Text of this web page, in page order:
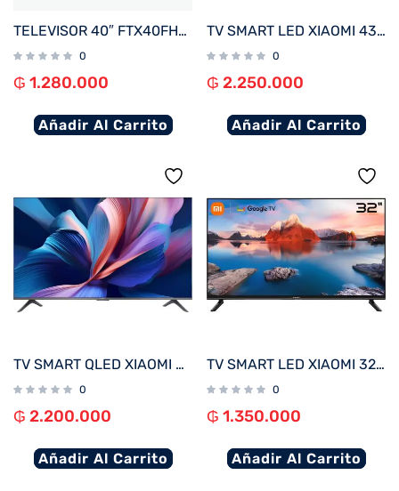
TELEVISOR 40″ FTX40FHD4V1 FHD DIG/SMART/2HDMI/2USB/RED/AND14 BORDE INFINITO
0
₲ 1.280.000
Añadir Al Carrito
TV SMART LED XIAOMI 43″ FULL HD MI TV A SERIES 2025 GOOGLE TV WI L43MA-AFLA -FI – NEGRO
0
₲ 2.250.000
Añadir Al Carrito
TV SMART QLED XIAOMI 43″ 4K A PRO 43 2026 WI-FI – NEGRO
0
₲ 2.200.000
Añadir Al Carrito
TV SMART LED XIAOMI 32″ HD MI TV A SERIES L32M8-P2PH (2025) – NEGRO
0
₲ 1.350.000
Añadir Al Carrito